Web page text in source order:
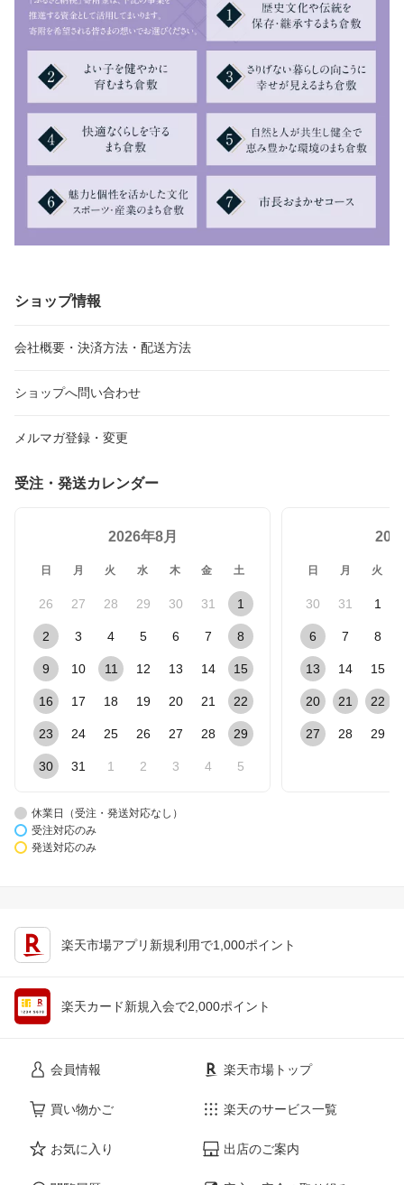
ショップ情報
会社概要・決済方法・配送方法
ショップへ問い合わせ
メルマガ登録・変更
受注・発送カレンダー
2026年8月
日 月 火 水 木 金 土
26 27 28 29 30 31 1
2 3 4 5 6 7 8
9 10 11 12 13 14 15
16 17 18 19 20 21 22
23 24 25 26 27 28 29
30 31 1 2 3 4 5
日 月 火
30 31 1
6 7 8
13 14 15
20 21 22
27 28 29
休業日（受注・発送対応なし）
受注対応のみ
発送対応のみ
楽天市場アプリ新規利用で1,000ポイント
楽天カード新規入会で2,000ポイント
会員情報
買い物かご
お気に入り
楽天市場トップ
楽天のサービス一覧
出店のご案内